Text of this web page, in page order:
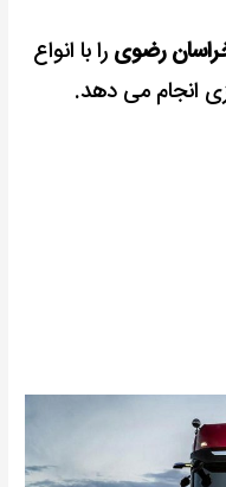
رضوی را با انواع
انجام می دهد.